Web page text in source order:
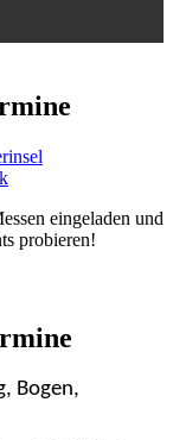
eingeladen und
probieren!
Bogen,